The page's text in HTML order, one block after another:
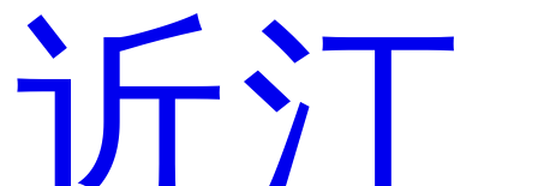
近江